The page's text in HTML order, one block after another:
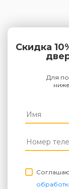
Скидка
Для